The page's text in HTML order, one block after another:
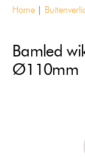
Home |
Bamled
Ø110mm